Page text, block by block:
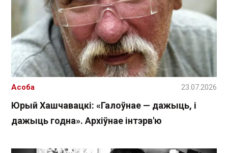
Юрый Хашчавацкі: «Галоўнае — дажыць, і
дажыць годна». Архіўнае інтэрв'ю
Асоба 23.07.2026